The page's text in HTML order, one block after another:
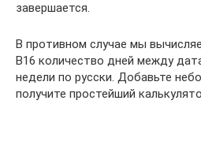
завершается.
В противном случае мы
B16 количество дней между
недели по русски. Добавьте
получите простейший